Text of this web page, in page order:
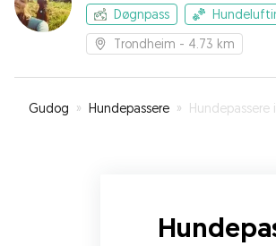
Døgnpass
Trondheim - 4.73 km
Gudog » Hundepassere » Hundepassere